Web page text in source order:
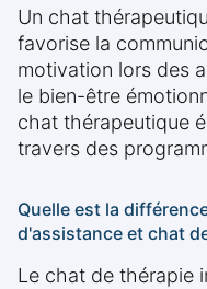
Un chat
favorise la
motivation lors des
le bien-être
chat thérapeutique
travers des
Quelle est la
d'assistance et chat
Le chat de thérapie